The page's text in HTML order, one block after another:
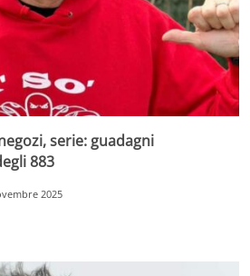
serie: guadagni
883
2025